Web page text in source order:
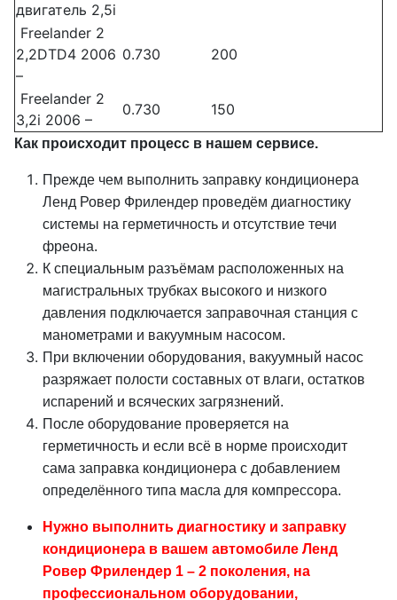
двигатель 2,5i
Freelander 2
2,2DTD4 2006
–
0.730 200
Freelander 2
3,2i 2006 –
0.730 150
Как происходит процесс в нашем сервисе.
Прежде чем выполнить заправку кондиционера
Ленд Ровер Фрилендер проведём диагностику
системы на герметичность и отсутствие течи
фреона.
К специальным разъёмам расположенных на
магистральных трубках высокого и низкого
давления подключается заправочная станция с
манометрами и вакуумным насосом.
При включении оборудования, вакуумный насос
разряжает полости составных от влаги, остатков
испарений и всяческих загрязнений.
После оборудование проверяется на
герметичность и если всё в норме происходит
сама заправка кондиционера с добавлением
определённого типа масла для компрессора.
Нужно выполнить диагностику и заправку
кондиционера в вашем автомобиле Ленд
Ровер Фрилендер 1 – 2 поколения, на
профессиональном оборудовании,